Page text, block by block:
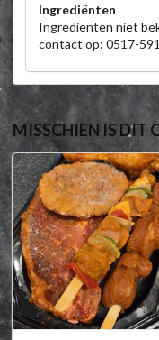
Ingrediënten
Ingrediënten niet
contact op: 0517-
MISSCHIEN IS DIT